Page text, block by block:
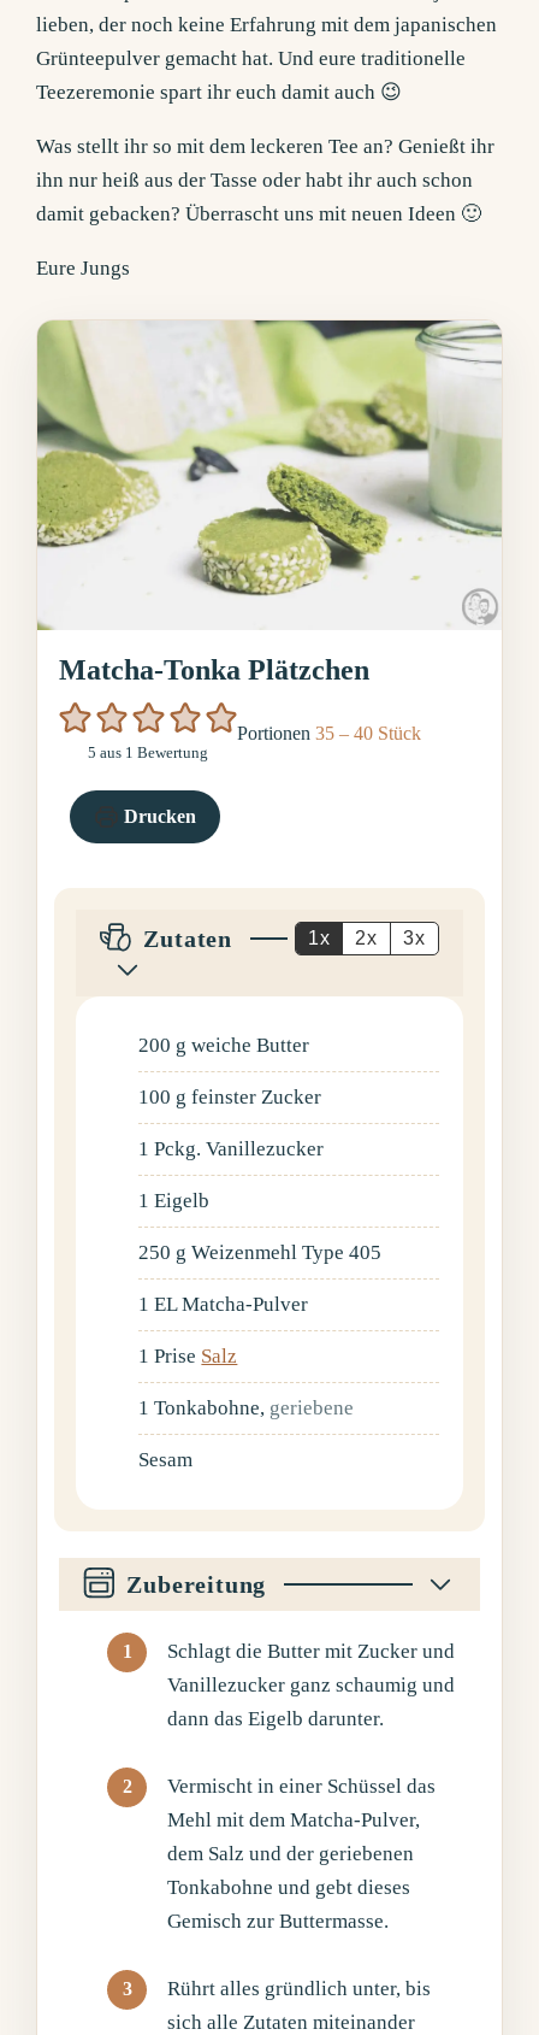
lieben, der noch keine Erfahrung mit dem japanischen
Grünteepulver gemacht hat. Und eure traditionelle
Teezeremonie spart ihr euch damit auch 😉
Was stellt ihr so mit dem leckeren Tee an? Genießt ihr
ihn nur heiß aus der Tasse oder habt ihr auch schon
damit gebacken? Überrascht uns mit neuen Ideen 🙂
Eure Jungs
Matcha-Tonka Plätzchen
5 aus 1 Bewertung
Drucken
Portionen35 – 40 Stück
Zutaten 1x 2x 3x
200 g weiche Butter
100 g feinster Zucker
1 Pckg. Vanillezucker
1 Eigelb
250 g Weizenmehl Type 405
1 EL Matcha-Pulver
1 Prise Salz
1 Tonkabohne, geriebene
Sesam
Zubereitung
Schlagt die Butter mit Zucker und
Vanillezucker ganz schaumig und
dann das Eigelb darunter.
Vermischt in einer Schüssel das
Mehl mit dem Matcha-Pulver,
dem Salz und der geriebenen
Tonkabohne und gebt dieses
Gemisch zur Buttermasse.
Rührt alles gründlich unter, bis
sich alle Zutaten miteinander